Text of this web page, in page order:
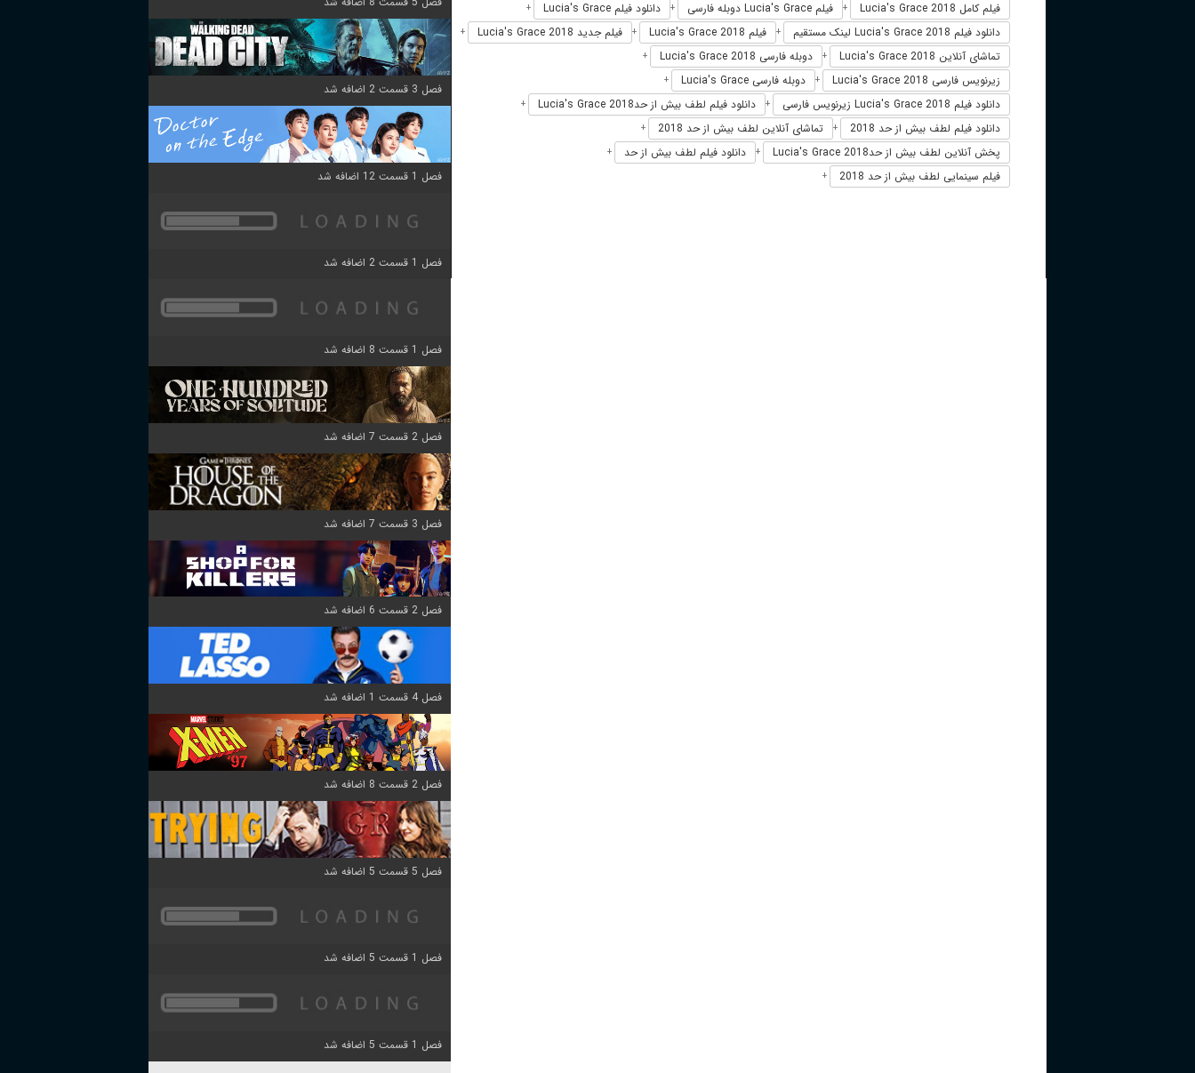
فیلم کامل Lucia's Grace 2018 + فیلم Lucia's Grace دوبله فارسی + دانلود فیلم Lucia's Grace +
دانلود فیلم Lucia's Grace 2018 لینک مستقیم + فیلم Lucia's Grace 2018 + فیلم جدید Lucia's Grace 2018 +
تماشای آنلاین Lucia's Grace 2018 + دوبله فارسی Lucia's Grace 2018 +
زیرنویس فارسی Lucia's Grace 2018 + دوبله فارسی Lucia's Grace +
دانلود فیلم Lucia's Grace 2018 زیرنویس فارسی + دانلود فیلم لطف بیش از حدLucia's Grace 2018 +
دانلود فیلم لطف بیش از حد 2018 + تماشای آنلاین لطف بیش از حد 2018 +
پخش آنلاین لطف بیش از حدLucia's Grace 2018 + دانلود فیلم لطف بیش از حد +
فیلم سینمایی لطف بیش از حد 2018 +
فصل 3 قسمت 2 اضافه شد
فصل 1 قسمت 12 اضافه شد
فصل 1 قسمت 2 اضافه شد
فصل 1 قسمت 8 اضافه شد
فصل 2 قسمت 7 اضافه شد
فصل 3 قسمت 7 اضافه شد
فصل 2 قسمت 6 اضافه شد
فصل 4 قسمت 1 اضافه شد
فصل 2 قسمت 8 اضافه شد
فصل 5 قسمت 5 اضافه شد
فصل 1 قسمت 5 اضافه شد
فصل 1 قسمت 5 اضافه شد